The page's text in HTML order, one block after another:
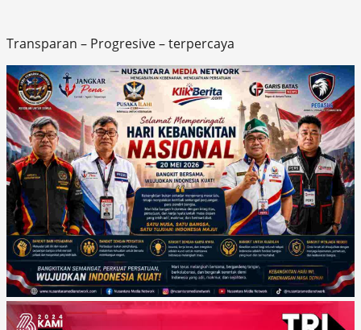
Transparan – Progresive – terpercaya